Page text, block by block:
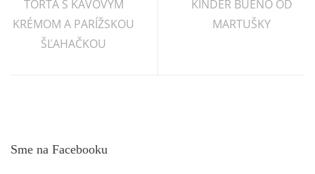
TORTA S KÁVOVÝM
KRÉMOM A PARÍŽSKOU
ŠĽAHAČKOU
KINDER BUENO OD
MARTUŠKY
Sme na Facebooku